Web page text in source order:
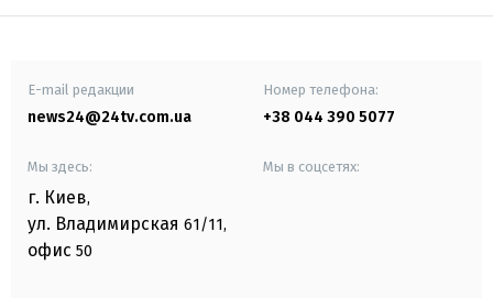
E-mail редакции
news24@24tv.com.ua
Номер телефона:
+38 044 390 5077
Мы здесь:
г. Киев,
ул. Владимирская 61/11,
офис 50
Мы в соцсетях: